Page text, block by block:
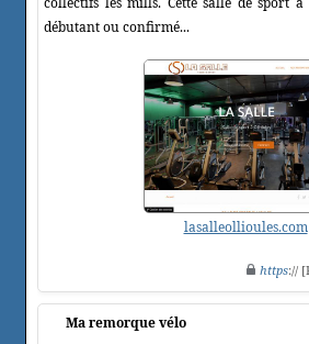
débutant ou confirmé...
lasalleollioules.com
https://
Ma remorque vélo